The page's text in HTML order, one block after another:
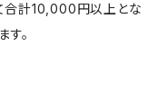
合計10,000円以上とな
。